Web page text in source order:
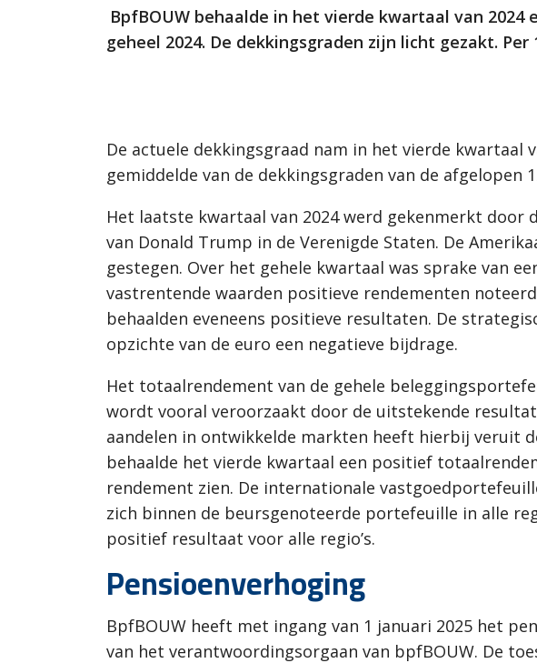
BpfBOUW behaalde in het vierde kwartaal van
geheel 2024. De dekkingsgraden zijn licht gezakt.
De actuele dekkingsgraad nam in het vierde kwartaal
gemiddelde van de dekkingsgraden van de
Het laatste kwartaal van 2024 werd gekenmerkt
van Donald Trump in de Verenigde Staten. De
gestegen. Over het gehele kwartaal was sprake van
vastrentende waarden positieve rendementen
behaalden eveneens positieve resultaten. De
opzichte van de euro een negatieve bijdrage.
Het totaalrendement van de gehele
wordt vooral veroorzaakt door de uitstekende
aandelen in ontwikkelde markten heeft hierbij veruit
behaalde het vierde kwartaal een positief
rendement zien. De internationale
zich binnen de beursgenoteerde portefeuille in alle
positief resultaat voor alle regio’s.
Pensioenverhoging
BpfBOUW heeft met ingang van 1 januari 2025 het
van het verantwoordingsorgaan van bpfBOUW. De